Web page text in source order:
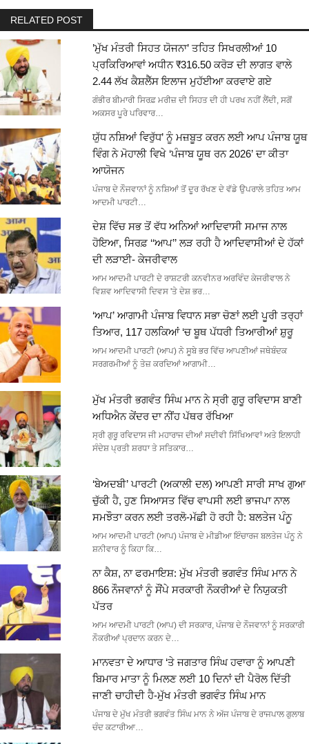
RELATED POST
’ਮੁੱਖ ਮੰਤਰੀ ਸਿਹਤ ਯੋਜਨਾ’ ਤਹਿਤ ਸਿਖਰਲੀਆਂ 10
ਪ੍ਰਕਿਰਿਆਵਾਂ ਅਧੀਨ ₹316.50 ਕਰੋੜ ਦੀ ਲਾਗਤ ਵਾਲੇ
2.44 ਲੱਖ ਕੈਸ਼ਲੈੱਸ ਇਲਾਜ ਮੁਹੱਈਆ ਕਰਵਾਏ ਗਏ
ਗੰਭੀਰ ਬੀਮਾਰੀ ਸਿਰਫ਼ ਮਰੀਜ਼ ਦੀ ਸਿਹਤ ਦੀ ਹੀ ਪਰਖ ਨਹੀਂ ਲੈਂਦੀ, ਸਗੋਂ
ਅਕਸਰ ਪੂਰੇ ਪਰਿਵਾਰ…
ਯੁੱਧ ਨਸ਼ਿਆਂ ਵਿਰੁੱਧ’ ਨੂੰ ਮਜ਼ਬੂਤ ਕਰਨ ਲਈ ਆਪ ਪੰਜਾਬ ਯੂਥ
ਵਿੰਗ ਨੇ ਮੋਹਾਲੀ ਵਿਖੇ ‘ਪੰਜਾਬ ਯੂਥ ਰਨ 2026’ ਦਾ ਕੀਤਾ
ਆਯੋਜਨ
ਪੰਜਾਬ ਦੇ ਨੌਜਵਾਨਾਂ ਨੂੰ ਨਸ਼ਿਆਂ ਤੋਂ ਦੂਰ ਰੱਖਣ ਦੇ ਵੱਡੇ ਉਪਰਾਲੇ ਤਹਿਤ ਆਮ
ਆਦਮੀ ਪਾਰਟੀ…
ਦੇਸ਼ ਵਿੱਚ ਸਭ ਤੋਂ ਵੱਧ ਅਨਿਆਂ ਆਦਿਵਾਸੀ ਸਮਾਜ ਨਾਲ
ਹੋਇਆ, ਸਿਰਫ਼ ‘‘ਆਪ’’ ਲੜ ਰਹੀ ਹੈ ਆਦਿਵਾਸੀਆਂ ਦੇ ਹੱਕਾਂ
ਦੀ ਲੜਾਈ- ਕੇਜਰੀਵਾਲ
ਆਮ ਆਦਮੀ ਪਾਰਟੀ ਦੇ ਰਾਸ਼ਟਰੀ ਕਨਵੀਨਰ ਅਰਵਿੰਦ ਕੇਜਰੀਵਾਲ ਨੇ
ਵਿਸ਼ਵ ਆਦਿਵਾਸੀ ਦਿਵਸ 'ਤੇ ਦੇਸ਼ ਭਰ…
‘ਆਪ’ ਆਗਾਮੀ ਪੰਜਾਬ ਵਿਧਾਨ ਸਭਾ ਚੋਣਾਂ ਲਈ ਪੂਰੀ ਤਰ੍ਹਾਂ
ਤਿਆਰ, 117 ਹਲਕਿਆਂ ‘ਚ ਬੂਥ ਪੱਧਰੀ ਤਿਆਰੀਆਂ ਸ਼ੁਰੂ
ਆਮ ਆਦਮੀ ਪਾਰਟੀ (ਆਪ) ਨੇ ਸੂਬੇ ਭਰ ਵਿੱਚ ਆਪਣੀਆਂ ਜਥੇਬੰਦਕ
ਸਰਗਰਮੀਆਂ ਨੂੰ ਤੇਜ਼ ਕਰਦਿਆਂ ਆਗਾਮੀ…
ਮੁੱਖ ਮੰਤਰੀ ਭਗਵੰਤ ਸਿੰਘ ਮਾਨ ਨੇ ਸ੍ਰੀ ਗੁਰੂ ਰਵਿਦਾਸ ਬਾਣੀ
ਅਧਿਐਨ ਕੇਂਦਰ ਦਾ ਨੀਂਹ ਪੱਥਰ ਰੱਖਿਆ
ਸ੍ਰੀ ਗੁਰੂ ਰਵਿਦਾਸ ਜੀ ਮਹਾਰਾਜ ਦੀਆਂ ਸਦੀਵੀ ਸਿੱਖਿਆਵਾਂ ਅਤੇ ਇਲਾਹੀ
ਸੰਦੇਸ਼ ਪ੍ਰਤੀ ਸ਼ਰਧਾ ਤੇ ਸਤਿਕਾਰ…
‘ਬੇਅਦਬੀ’ ਪਾਰਟੀ (ਅਕਾਲੀ ਦਲ) ਆਪਣੀ ਸਾਰੀ ਸਾਖ ਗੁਆ
ਚੁੱਕੀ ਹੈ, ਹੁਣ ਸਿਆਸਤ ਵਿੱਚ ਵਾਪਸੀ ਲਈ ਭਾਜਪਾ ਨਾਲ
ਸਮਝੌਤਾ ਕਰਨ ਲਈ ਤਰਲੋ-ਮੱਛੀ ਹੋ ਰਹੀ ਹੈ: ਬਲਤੇਜ ਪੰਨੂ
ਆਮ ਆਦਮੀ ਪਾਰਟੀ (ਆਪ) ਪੰਜਾਬ ਦੇ ਮੀਡੀਆ ਇੰਚਾਰਜ ਬਲਤੇਜ ਪੰਨੂ ਨੇ
ਸ਼ਨੀਵਾਰ ਨੂੰ ਕਿਹਾ ਕਿ…
ਨਾ ਕੈਸ਼, ਨਾ ਫਰਮਾਇਸ਼: ਮੁੱਖ ਮੰਤਰੀ ਭਗਵੰਤ ਸਿੰਘ ਮਾਨ ਨੇ
866 ਨੌਜਵਾਨਾਂ ਨੂੰ ਸੌਂਪੇ ਸਰਕਾਰੀ ਨੌਕਰੀਆਂ ਦੇ ਨਿਯੁਕਤੀ
ਪੱਤਰ
ਆਮ ਆਦਮੀ ਪਾਰਟੀ (ਆਪ) ਦੀ ਸਰਕਾਰ, ਪੰਜਾਬ ਦੇ ਨੌਜਵਾਨਾਂ ਨੂੰ ਸਰਕਾਰੀ
ਨੌਕਰੀਆਂ ਪ੍ਰਦਾਨ ਕਰਨ ਦੇ…
ਮਾਨਵਤਾ ਦੇ ਆਧਾਰ ‘ਤੇ ਜਗਤਾਰ ਸਿੰਘ ਹਵਾਰਾ ਨੂੰ ਆਪਣੀ
ਬਿਮਾਰ ਮਾਤਾ ਨੂੰ ਮਿਲਣ ਲਈ 10 ਦਿਨਾਂ ਦੀ ਪੈਰੋਲ ਦਿੱਤੀ
ਜਾਣੀ ਚਾਹੀਦੀ ਹੈ-ਮੁੱਖ ਮੰਤਰੀ ਭਗਵੰਤ ਸਿੰਘ ਮਾਨ
ਪੰਜਾਬ ਦੇ ਮੁੱਖ ਮੰਤਰੀ ਭਗਵੰਤ ਸਿੰਘ ਮਾਨ ਨੇ ਅੱਜ ਪੰਜਾਬ ਦੇ ਰਾਜਪਾਲ ਗੁਲਾਬ
ਚੰਦ ਕਟਾਰੀਆ…